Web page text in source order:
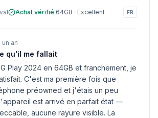
Achat vérifié·64GB · Excellent FR
un an
qu'il me fallait
Play 2024 en 64GB et franchement, je
C'est ma première fois que
préowned et j'étais un peu
est arrivé en parfait état —
aucune rayure visible. La